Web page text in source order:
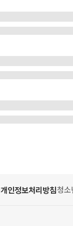
개인정보처리방침청소